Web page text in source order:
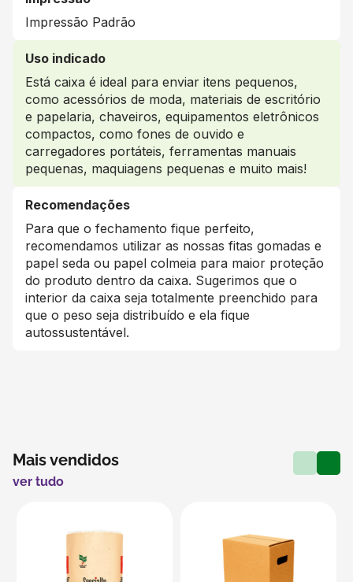
Impressão Padrão
Uso indicado
Está caixa é ideal para enviar itens pequenos,
como acessórios de moda, materiais de escritório
e papelaria, chaveiros, equipamentos eletrônicos
compactos, como fones de ouvido e
carregadores portáteis, ferramentas manuais
pequenas, maquiagens pequenas e muito mais!
Recomendações
Para que o fechamento fique perfeito,
recomendamos utilizar as nossas fitas gomadas e
papel seda ou papel colmeia para maior proteção
do produto dentro da caixa. Sugerimos que o
interior da caixa seja totalmente preenchido para
que o peso seja distribuído e ela fique
autossustentável.
Mais vendidos
ver tudo